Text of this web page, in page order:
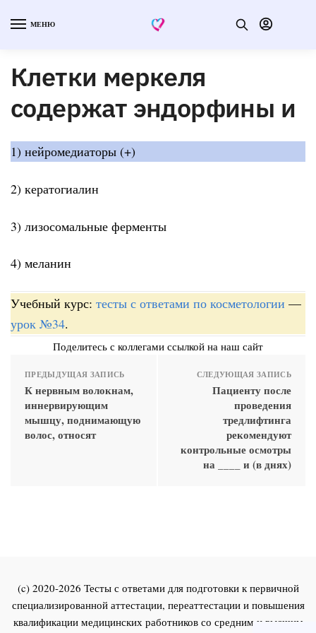
МЕНЮ
Клетки меркеля
содержат эндорфины и
1) нейромедиаторы (+)
2) кератогиалин
3) лизосомальные ферменты
4) меланин
Учебный курс: тесты с ответами по косметологии —
урок №34.
Поделитесь с коллегами ссылкой на наш сайт
ПРЕДЫДУЩАЯ ЗАПИСЬ
К нервным волокнам,
иннервирующим
мышцу, поднимающую
волос, относят
СЛЕДУЮЩАЯ ЗАПИСЬ
Пациенту после
проведения
тредлифтинга
рекомендуют
контрольные осмотры
на ____ и (в днях)
(c) 2020-2026 Тесты с ответами для подготовки к первичной
специализированной аттестации, переаттестации и повышения
квалификации медицинских работников со средним и высшим